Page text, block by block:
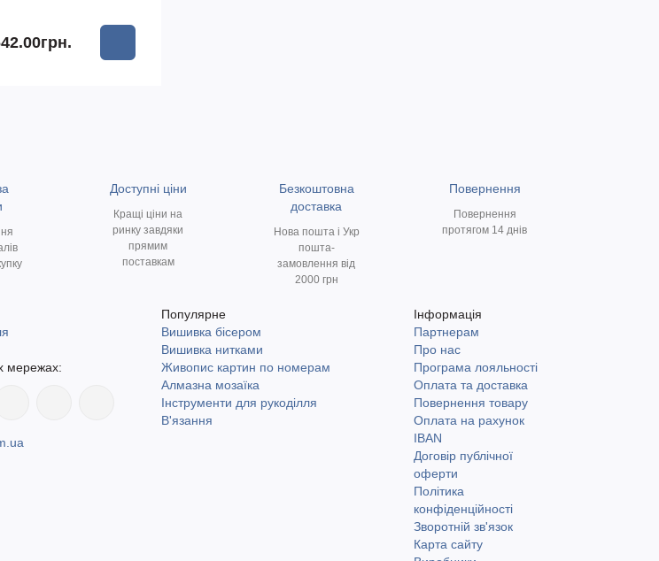
Доступні ціни
Кращі ціни на
ринку завдяки
прямим
поставкам
Безкоштовна
доставка
Нова пошта і Укр
пошта-
замовлення від
2000 грн
Повернення
Повернення
протягом 14 днів
мережах:
Популярне
Вишивка бісером
Вишивка нитками
Живопис картин по номерам
Алмазна мозаїка
Інструменти для рукоділля
В'язання
Інформація
Партнерам
Про нас
Програма лояльності
Оплата та доставка
Повернення товару
Оплата на рахунок
IBAN
Договір публічної
оферти
Політика
конфіденційності
Зворотній зв'язок
Карта сайту